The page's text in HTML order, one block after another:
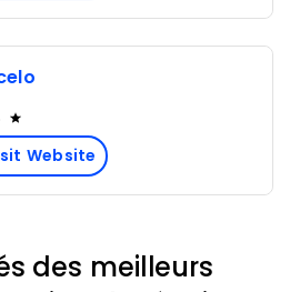
Website
des meilleurs